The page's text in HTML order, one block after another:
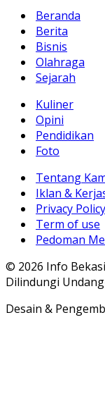
Beranda
Berita
Bisnis
Olahraga
Sejarah
Kuliner
Opini
Pendidikan
Foto
Tentang
Iklan &
Privacy Policy
Term of use
Pedoman
© 2026 Info
Dilindungi
Desain &